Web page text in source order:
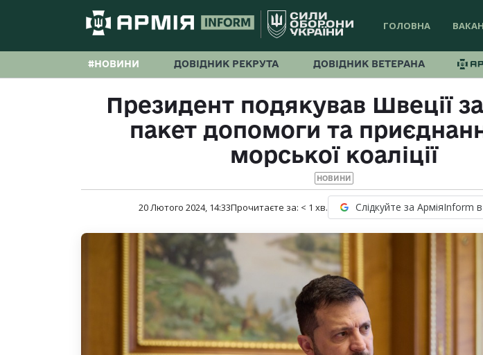
ГОЛОВНА
#НОВИНИ ДОВІДНИК РЕКРУТА ДОВІДНИК ВЕТЕРАНА
Президент подякував Швеції
пакет допомоги та
морської коаліції
НОВИНИ
20 Лютого 2024, 14:33Прочитаєте за: < 1 хв. Слідкуйте за АрміяInform